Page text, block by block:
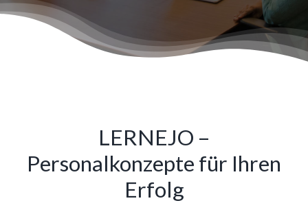
LERNEJO –
Personalkonzepte für Ihren
Erfolg